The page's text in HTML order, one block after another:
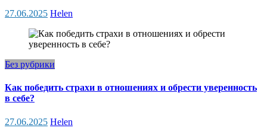
27.06.2025 Helen
Без рубрики
Как победить страхи в отношениях и обрести уверенность
в себе?
27.06.2025 Helen